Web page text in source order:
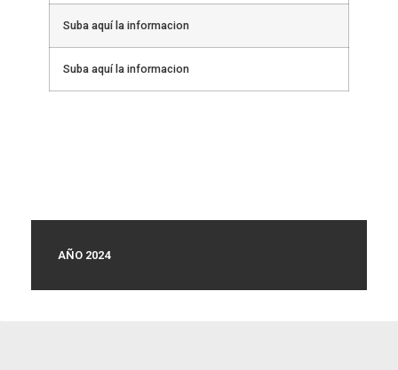
AÑO 2024
Suba aquí la informacion
Suba aquí la informacion